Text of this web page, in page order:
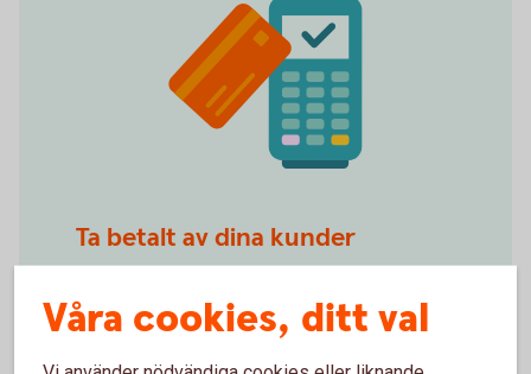
Ta betalt av dina kunder
att enkelt kunna ta emot betalningar från dina
kunder oavsett om det gäller butik eller e-
Våra cookies, ditt val